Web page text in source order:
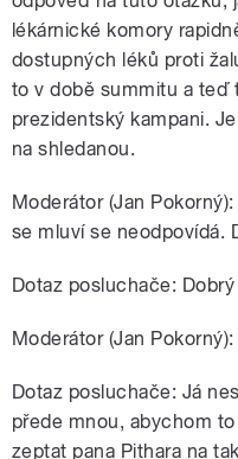
lékárnické komory
dostupných léků proti
to v době summitu a teď
prezidentský kampani.
na shledanou.
Moderátor (Jan
se mluví se neodpovídá.
Dotaz posluchače:
Moderátor (Jan
Dotaz posluchače: Já
přede mnou, abychom
zeptat pana Pithara na